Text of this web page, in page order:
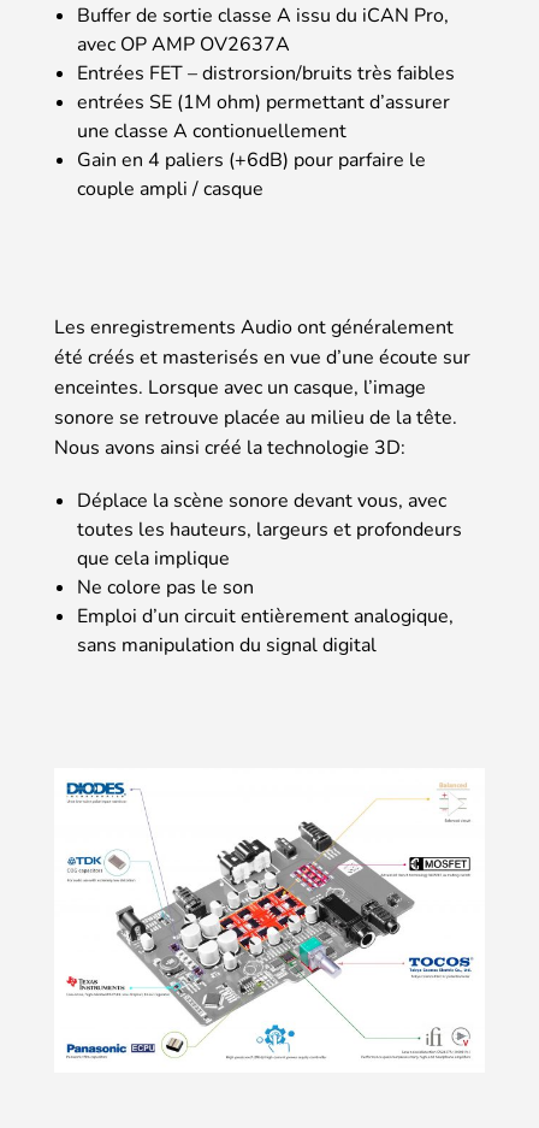
Buffer de sortie classe A issu du iCAN Pro,
avec OP AMP OV2637A
Entrées FET – distrorsion/bruits très faibles
entrées SE (1M ohm) permettant d’assurer
une classe A contionuellement
Gain en 4 paliers (+6dB) pour parfaire le
couple ampli / casque
Les enregistrements Audio ont généralement
été créés et masterisés en vue d’une écoute sur
enceintes. Lorsque avec un casque, l’image
sonore se retrouve placée au milieu de la tête.
Nous avons ainsi créé la technologie 3D:
Déplace la scène sonore devant vous, avec
toutes les hauteurs, largeurs et profondeurs
que cela implique
Ne colore pas le son
Emploi d’un circuit entièrement analogique,
sans manipulation du signal digital